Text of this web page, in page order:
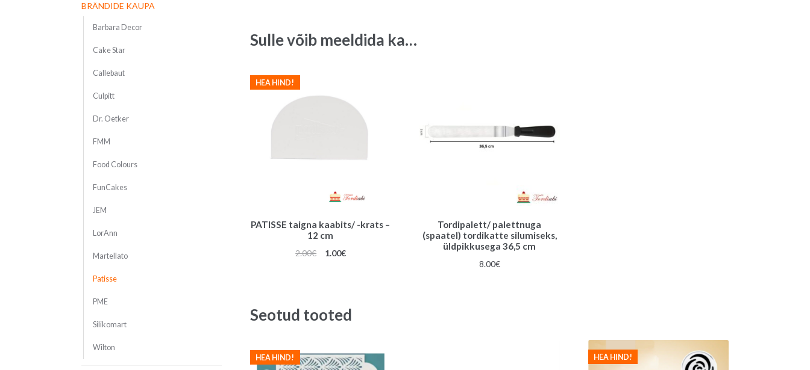
Sulle võib meeldida ka…
PATISSE taigna kaabits/ -krats –
12 cm
HEA HIND!
2.00€
Algne
1.00€Praegune
Tordipalett/ palettnuga
(spaatel) tordikatte silumiseks,
üldpikkusega 36,5 cm
8.00€
Seotud tooted
HEA HIND! HEA HIND!
BRÄNDIDE KAUPA
Barbara Decor
Cake Star
Callebaut
Culpitt
Dr. Oetker
FMM
Food Colours
FunCakes
JEM
LorAnn
Martellato
Patisse
PME
Silikomart
Wilton